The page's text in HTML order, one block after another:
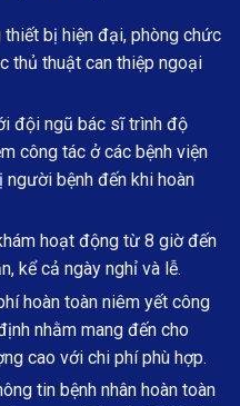
bị hiện đại, phòng chức
thủ thuật can thiệp ngoại
đội ngũ bác sĩ trình độ
công tác ở các bệnh viện
bệnh đến khi hoàn
hoạt động từ 8 giờ đến
kể cả ngày nghỉ và lễ.
hoàn toàn niêm yết công
nhằm mang đến cho
cao với chi phí phù hợp.
tin bệnh nhân hoàn toàn